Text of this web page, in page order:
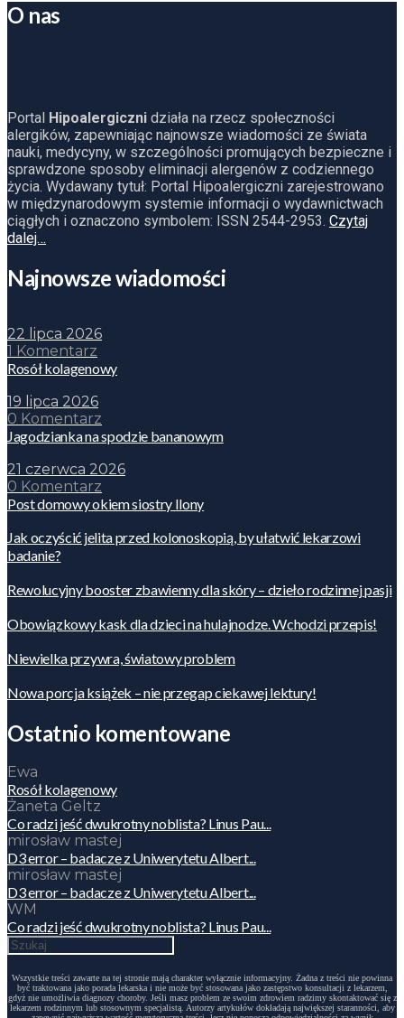
O nas
Portal Hipoalergiczni działa na rzecz społeczności
alergików, zapewniając najnowsze wiadomości ze świata
nauki, medycyny, w szczególności promujących bezpieczne i
sprawdzone sposoby eliminacji alergenów z codziennego
życia. Wydawany tytuł: Portal Hipoalergiczni zarejestrowano
w międzynarodowym systemie informacji o wydawnictwach
ciągłych i oznaczono symbolem: ISSN 2544-2953. Czytaj
dalej…
Najnowsze wiadomości
22 lipca 2026
1 Komentarz
Rosół kolagenowy
19 lipca 2026
0 Komentarz
Jagodzianka na spodzie bananowym
21 czerwca 2026
0 Komentarz
Post domowy okiem siostry Ilony
Jak oczyścić jelita przed kolonoskopią, by ułatwić lekarzowi
badanie?
Rewolucyjny booster zbawienny dla skóry – dzieło rodzinnej pasji
Obowiązkowy kask dla dzieci na hulajnodze. Wchodzi przepis!
Niewielka przywra, światowy problem
Nowa porcja książek – nie przegap ciekawej lektury!
Ostatnio komentowane
Ewa
Rosół kolagenowy
Żaneta Geltz
Co radzi jeść dwukrotny noblista? Linus Pau...
mirosław mastej
D3 error – badacze z Uniwerytetu Albert...
mirosław mastej
D3 error – badacze z Uniwerytetu Albert...
WM
Co radzi jeść dwukrotny noblista? Linus Pau...
Wszystkie treści zawarte na tej stronie mają charakter wyłącznie informacyjny. Żadna z treści nie powinna
być traktowana jako porada lekarska i nie może być stosowana jako zastępstwo konsultacji z lekarzem,
gdyż nie umożliwia diagnozy choroby. Jeśli masz problem ze swoim zdrowiem radzimy skontaktować się z
lekarzem rodzinnym lub stosownym specjalistą. Autorzy artykułów dokładają największej staranności, aby